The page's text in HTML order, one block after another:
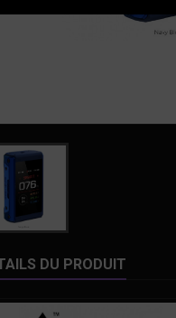
DU PRODUIT